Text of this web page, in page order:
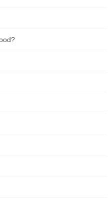
Capitals and Beyond
from the Capital
Heroes:
Watch
of producing remarkable
determination of the Capital